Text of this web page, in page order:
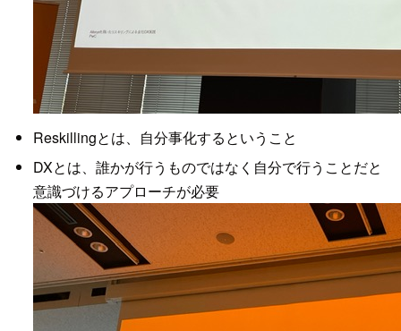
Reskillingとは、自分事化するということ
DXとは、誰かが行うものではなく自分で行うことだと
意識づけるアプローチが必要